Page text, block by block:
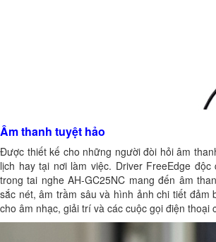
Âm thanh tuyệt hảo
Được thiết kế cho những người đòi hỏi âm
lịch hay tại nơi làm việc. Driver FreeEdge độc
trong tai nghe AH-GC25NC mang đến âm
sắc nét, âm trầm sâu và hình ảnh chi tiết đảm
cho âm nhạc, giải trí và các cuộc gọi điện thoại